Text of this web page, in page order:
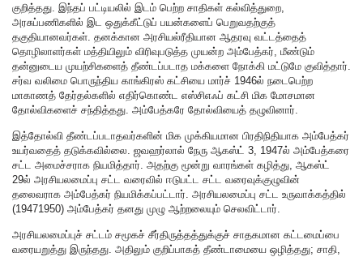
குறித்தது. இந்தப் பட்டியலில் இடம் பெற்ற சாதிகள் கல்வித்துறை,
அரசுப்பணிகளில் இட ஒதுக்கீட்டுப் பயன்களைப் பெறுவதற்குத்
தகுதியானவர்கள். தனக்கான அரசியல்ரீதியான ஆதரவு வட்டத்தைத்
தொழிலாளர்கள் மத்தியிலும் விரிவுபடுத்த முயன்ற அம்பேத்கர், மீண்டும்
தன்னுடைய முயற்சிகளைத் தீண்டப்படாத மக்களை நோக்கி மட்டுமே குவித்தார்.
சர்வ வலிமை பொருந்திய காங்கிரஸ் கட்சியை மார்ச் 1946ல் நடைபெற்ற
மாகாணத் தேர்தல்களில் எதிர்கொண்ட எஸ்சிஎஃப் கட்சி மிக மோசமான
தோல்விகளைச் சந்தித்தது. அம்பேத்கரே தோல்வியைத் தழுவினார்.
இத்தோல்வி தீண்டப்படாதவர்களின் மிக முக்கியமான பிரதிநிதியாக அம்பேத்கர்
உயர்வதைத் தடுக்கவில்லை. ஜவஹர்லால் நேரு ஆகஸ்ட் 3, 1947ல் அம்பேத்கரை
சட்ட அமைச்சராக நியமித்தார். அதற்கு மூன்று வாரங்கள் கழித்து, ஆகஸ்ட்
29ல் அரசியலமைப்பு சட்ட வரைவில் ஈடுபட்ட சட்ட வரைவுக்குழுவின்
தலைவராக அம்பேத்கர் நியமிக்கப்பட்டார். அரசியலமைப்பு சட்ட உருவாக்கத்தில்
(19471950) அம்பேத்கர் தனது முழு ஆற்றலையும் செலவிட்டார்.
அரசியலமைப்புச் சட்டம் சமூகச் சீர்திருத்தத்துக்குச் சாதகமான கட்டமைப்பை
வரையறுத்து இருந்தது. அதிலும் குறிப்பாகத் தீண்டாமையை ஒழித்தது; சாதி,